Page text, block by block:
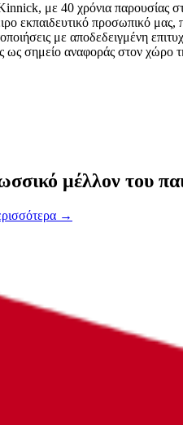
με 40 χρόνια παρουσίας
εκπαιδευτικό προσωπικό
με αποδεδειγμένη
ως σημείο αναφοράς στον χώρο
μέλλον του
→